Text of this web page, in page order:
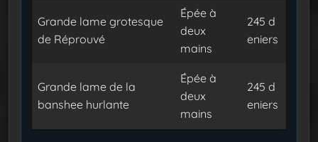
Grande lame grotesque
de Réprouvé
Épée à
deux
mains
245 d
eniers
Grande lame de la
banshee hurlante
Épée à
deux
mains
245 d
eniers